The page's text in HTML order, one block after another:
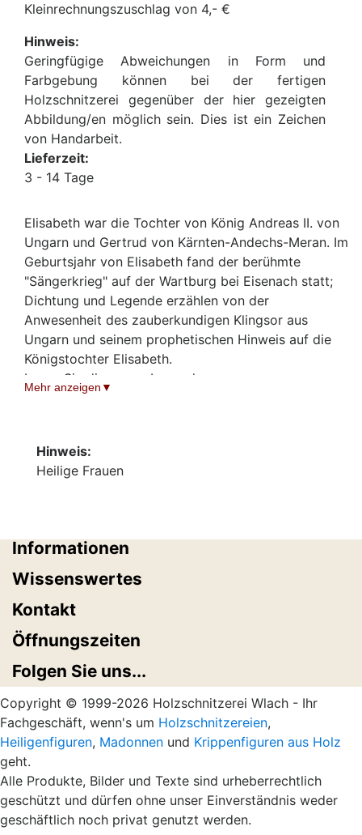
Kleinrechnungszuschlag von 4,- €
Hinweis:
Geringfügige Abweichungen in Form und
Farbgebung können bei der fertigen
Holzschnitzerei gegenüber der hier gezeigten
Abbildung/en möglich sein. Dies ist ein Zeichen
von Handarbeit.
Lieferzeit:
3 - 14 Tage
Elisabeth war die Tochter von König Andreas II. von
Ungarn und Gertrud von Kärnten-Andechs-Meran. Im
Geburtsjahr von Elisabeth fand der berühmte
"Sängerkrieg" auf der Wartburg bei Eisenach statt;
Dichtung und Legende erzählen von der
Anwesenheit des zauberkundigen Klingsor aus
Ungarn und seinem prophetischen Hinweis auf die
Königstochter Elisabeth.
Lesen Sie die ganze Legende:
www.heiligenlexikon.de
Mehr anzeigen
Hinweis:
Heilige Frauen
Informationen
Wissenswertes
Kontakt
Öffnungszeiten
Folgen Sie uns...
Copyright © 1999-2026 Holzschnitzerei Wlach - Ihr
Fachgeschäft, wenn's um Holzschnitzereien,
Heiligenfiguren, Madonnen und Krippenfiguren aus Holz
geht.
Alle Produkte, Bilder und Texte sind urheberrechtlich
geschützt und dürfen ohne unser Einverständnis weder
geschäftlich noch privat genutzt werden.